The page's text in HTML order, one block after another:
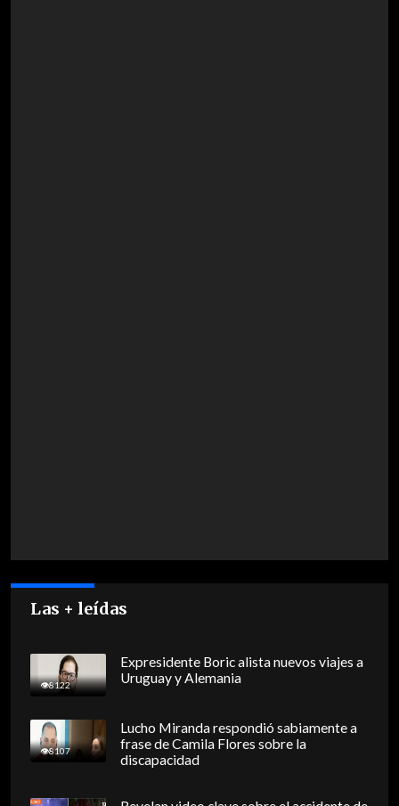
Las + leídas
8122
Expresidente Boric alista nuevos viajes a
Uruguay y Alemania
8107
Lucho Miranda respondió sabiamente a
frase de Camila Flores sobre la
discapacidad